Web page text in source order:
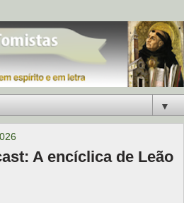
▼
A encíclica de Leão